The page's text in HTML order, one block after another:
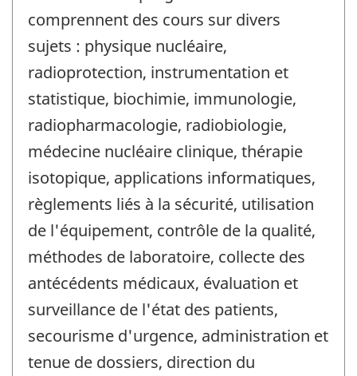
comprennent des cours sur divers
sujets : physique nucléaire,
radioprotection, instrumentation et
statistique, biochimie, immunologie,
radiopharmacologie, radiobiologie,
médecine nucléaire clinique, thérapie
isotopique, applications informatiques,
règlements liés à la sécurité, utilisation
de l'équipement, contrôle de la qualité,
méthodes de laboratoire, collecte des
antécédents médicaux, évaluation et
surveillance de l'état des patients,
secourisme d'urgence, administration et
tenue de dossiers, direction du